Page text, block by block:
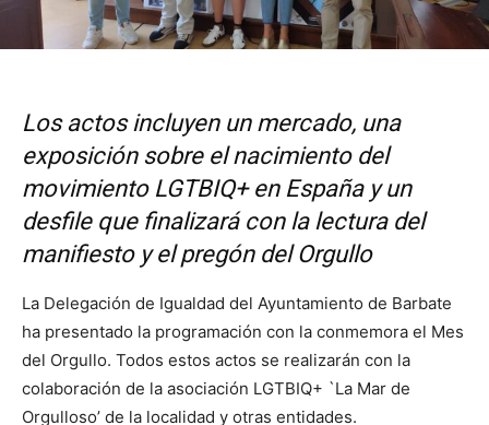
Los actos incluyen un mercado, una
exposición sobre el nacimiento del
movimiento LGTBIQ+ en España y un
desfile que finalizará con la lectura del
manifiesto y el pregón del Orgullo
La Delegación de Igualdad del Ayuntamiento de Barbate
ha presentado la programación con la conmemora el Mes
del Orgullo. Todos estos actos se realizarán con la
colaboración de la asociación LGTBIQ+ `La Mar de
Orgulloso’ de la localidad y otras entidades.